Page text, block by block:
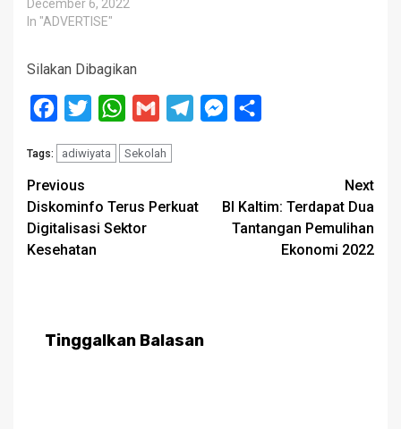
December 6, 2022
In "ADVERTISE"
Silakan Dibagikan
Facebook
Twitter WhatsApp
Gmail TelegramMessenger
Tags: adiwiyata Sekolah
Post
navigation
Previous
Diskominfo Terus Perkuat
Digitalisasi Sektor
Kesehatan
Next
BI Kaltim: Terdapat Dua
Tantangan Pemulihan
Ekonomi 2022
Tinggalkan Balasan